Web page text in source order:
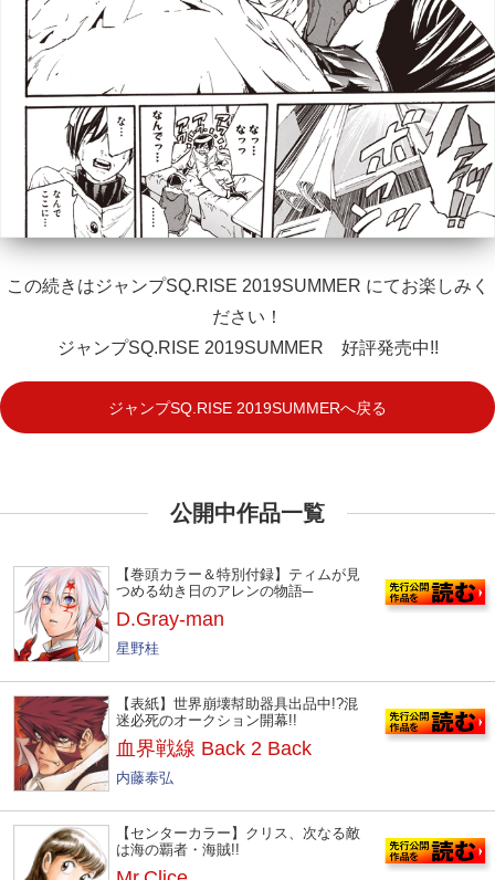
この続きはジャンプSQ.RISE 2019SUMMER にてお楽しみく
ださい！
ジャンプSQ.RISE 2019SUMMER 好評発売中!!
ジャンプSQ.RISE 2019SUMMERへ戻る
公開中作品一覧
【巻頭カラー＆特別付録】ティムが見
つめる幼き日のアレンの物語─
D.Gray-man
星野桂
【表紙】世界崩壊幇助器具出品中!?混
迷必死のオークション開幕!!
血界戦線 Back 2 Back
内藤泰弘
【センターカラー】クリス、次なる敵
は海の覇者・海賊!!